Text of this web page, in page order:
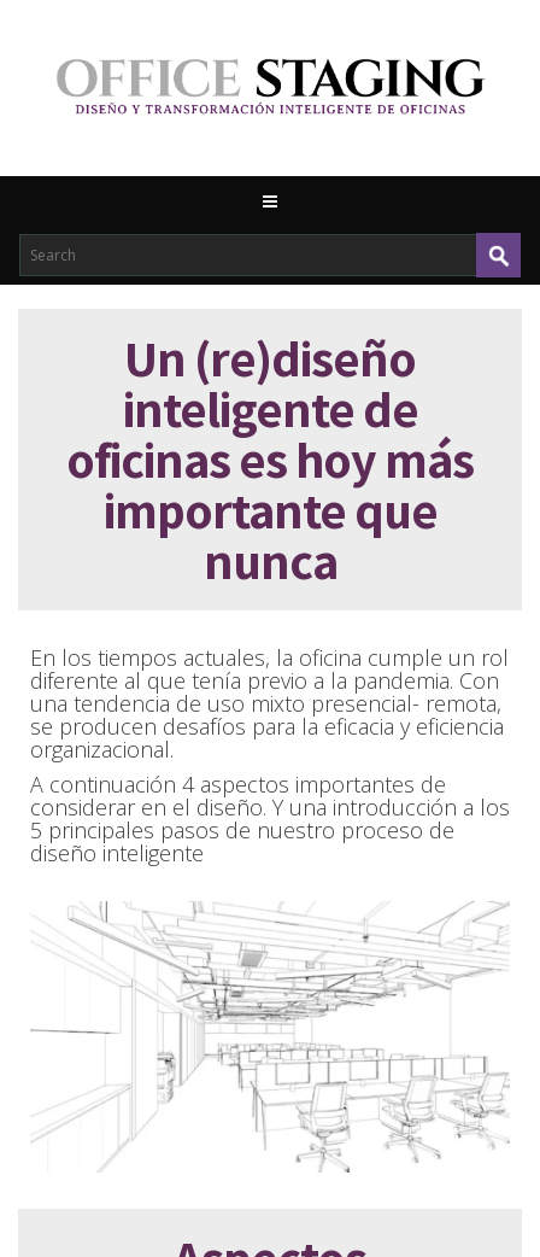
Un (re)diseño
inteligente de
oficinas es hoy más
importante que
nunca
En los tiempos actuales, la oficina cumple un rol
diferente al que tenía previo a la pandemia. Con
una tendencia de uso mixto presencial- remota,
se producen desafíos para la eficacia y eficiencia
organizacional.
A continuación 4 aspectos importantes de
considerar en el diseño. Y una introducción a los
5 principales pasos de nuestro proceso de
diseño inteligente